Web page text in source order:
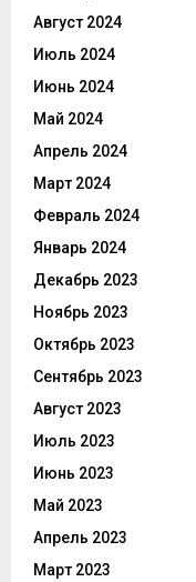
Август 2024
Июль 2024
Июнь 2024
Май 2024
Апрель 2024
Март 2024
Февраль 2024
Январь 2024
Декабрь 2023
Ноябрь 2023
Октябрь 2023
Сентябрь 2023
Август 2023
Июль 2023
Июнь 2023
Май 2023
Апрель 2023
Март 2023